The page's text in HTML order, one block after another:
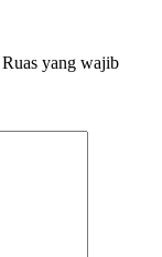
Ruas yang wajib